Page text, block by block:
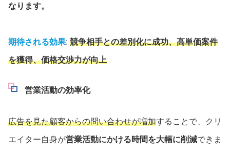
なります。
期待される効果: 競争相手との差別化に成功、高単価案件
を獲得、価格交渉力が向上
営業活動の効率化
広告を見た顧客からの問い合わせが増加することで、クリ
エイター自身が営業活動にかける時間を大幅に削減できま